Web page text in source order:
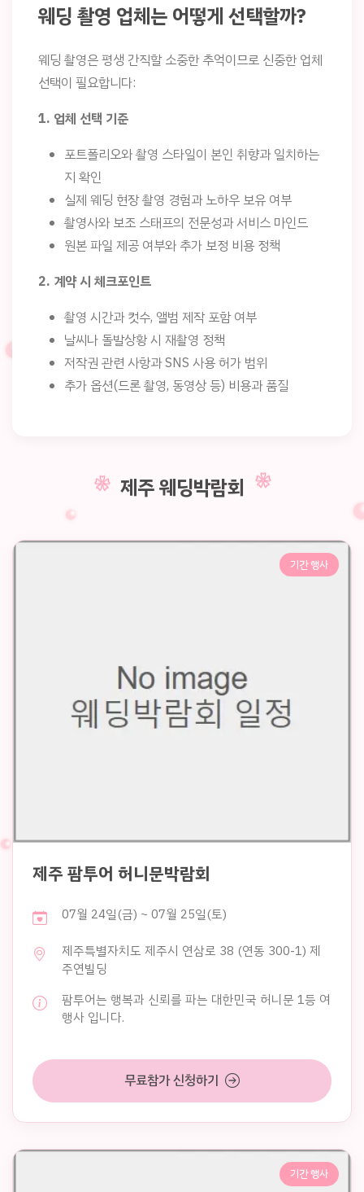
웨딩 촬영 업체는 어떻게 선택할까?
웨딩 촬영은 평생 간직할 소중한 추억이므로 신중한 업체
선택이 필요합니다:
1. 업체 선택 기준
포트폴리오와 촬영 스타일이 본인 취향과 일치하는
지 확인
실제 웨딩 현장 촬영 경험과 노하우 보유 여부
촬영사와 보조 스태프의 전문성과 서비스 마인드
원본 파일 제공 여부와 추가 보정 비용 정책
2. 계약 시 체크포인트
촬영 시간과 컷수, 앨범 제작 포함 여부
날씨나 돌발상황 시 재촬영 정책
저작권 관련 사항과 SNS 사용 허가 범위
추가 옵션(드론 촬영, 동영상 등) 비용과 품질
제주 웨딩박람회
기간 행사
제주 팜투어 허니문박람회
07월 24일(금) ~ 07월 25일(토)
제주특별자치도 제주시 연삼로 38 (연동 300-1) 제
주연빌딩
팜투어는 행복과 신뢰를 파는 대한민국 허니문 1등 여
행사 입니다.
무료참가 신청하기
기간 행사